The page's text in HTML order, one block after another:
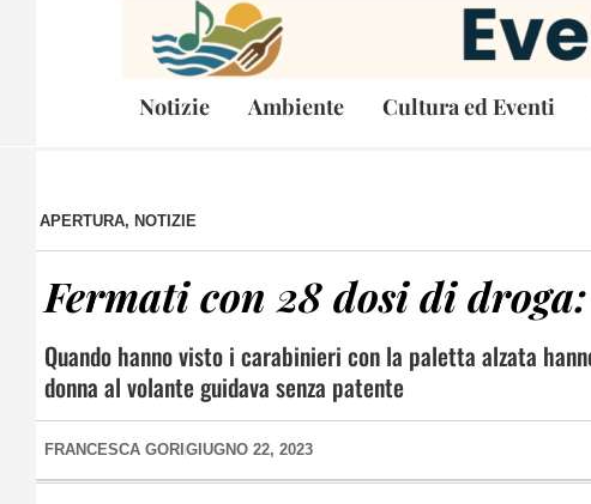
Notizie Ambiente Cultura ed Eventi
APERTURA, NOTIZIE
Fermati con 28 dosi di
Quando hanno visto i carabinieri con la paletta alzata
donna al volante guidava senza patente
FRANCESCA GORI GIUGNO 22, 2023